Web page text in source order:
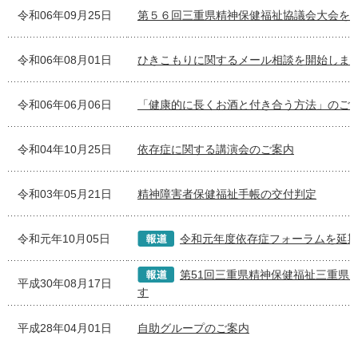
令和06年09月25日 第５６回三重県精神保健福祉協議会大会を
令和06年08月01日 ひきこもりに関するメール相談を開始しま
令和06年06月06日 「健康的に長くお酒と付き合う方法」のご
令和04年10月25日 依存症に関する講演会のご案内
令和03年05月21日 精神障害者保健福祉手帳の交付判定
令和元年10月05日 令和元年度依存症フォーラムを延
平成30年08月17日
第51回三重県精神保健福祉三重県
す
平成28年04月01日 自助グループのご案内